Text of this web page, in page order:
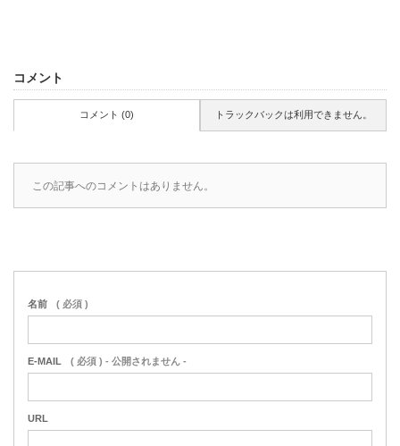
コメント
コメント (0) トラックバックは利用できません。
この記事へのコメントはありません。
名前 ( 必須 )
E-MAIL ( 必須 ) - 公開されません -
URL